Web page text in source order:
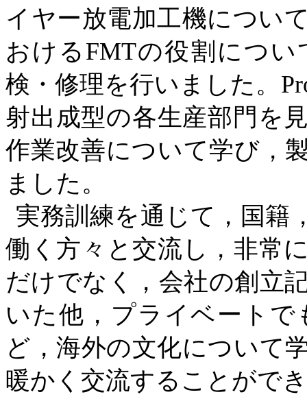
イヤー放電加工機につい
おける FMTの役割につい
検・修理を行いました。
射出成型の各生産部門を
作業改善について学び，
ました。
実務訓練を通じて，国籍
働く方々と交流し，非常
だけでなく，会社の創立
いた他，プライベート
ど，海外の文化について
暖かく交流することがで